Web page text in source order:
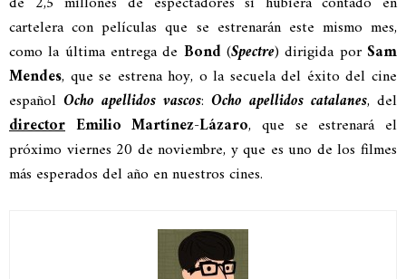
cartelera con películas que se estrenarán este mismo mes,
como la última entrega de Bond(Spectre) dirigida por Sam
Mendes, que se estrena hoy, o la secuela del éxito del cine
español Ocho apellidos vascos: Ocho apellidos catalanes, del
director Emilio Martínez-Lázaro, que se estrenará el
próximo viernes 20 de noviembre, y que es uno de los filmes
más esperados del año en nuestros cines.